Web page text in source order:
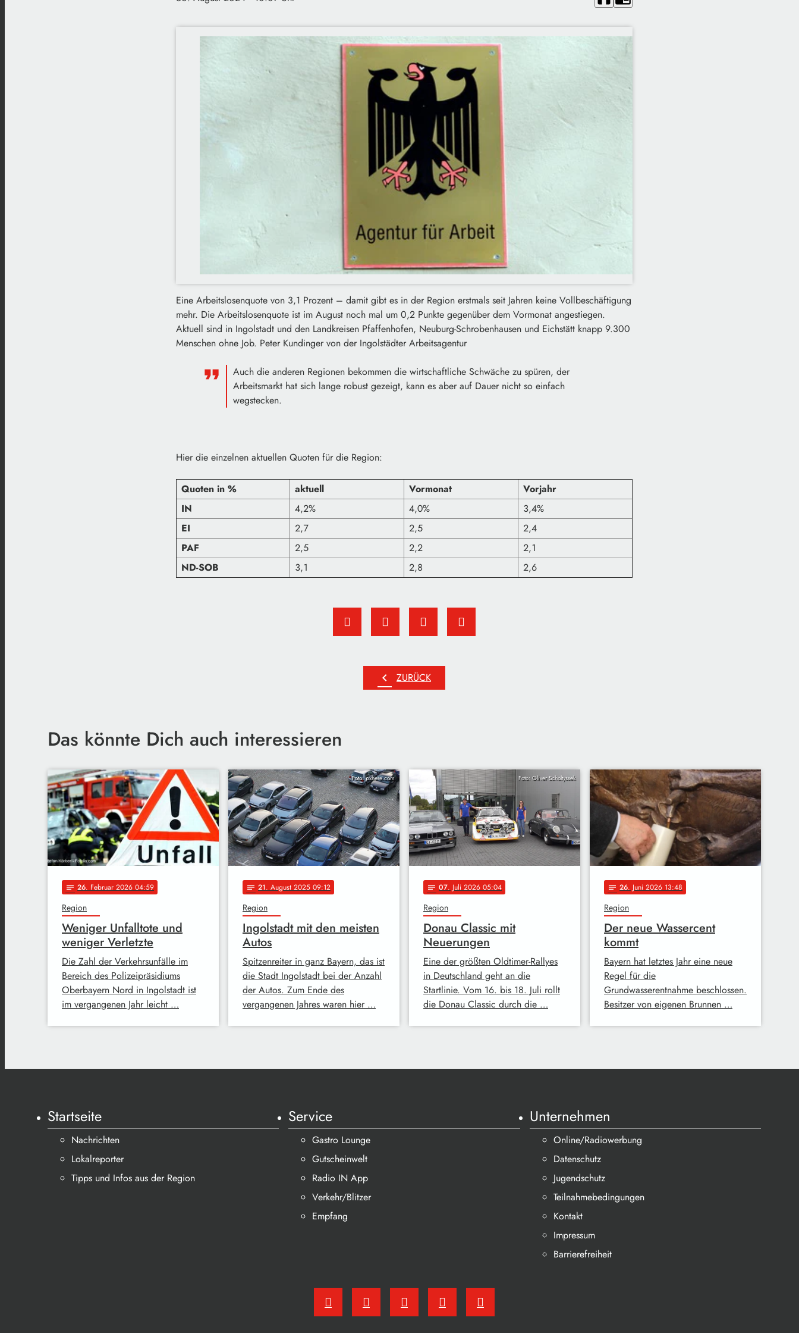
Eine Arbeitslosenquote von 3,1 Prozent – damit gibt es in der Region erstmals seit Jahren keine Vollbeschäftigung
mehr. Die Arbeitslosenquote ist im August noch mal um 0,2 Punkte gegenüber dem Vormonat angestiegen.
Aktuell sind in Ingolstadt und den Landkreisen Pfaffenhofen, Neuburg-Schrobenhausen und Eichstätt knapp 9.300
Menschen ohne Job. Peter Kundinger von der Ingolstädter Arbeitsagentur
Auch die anderen Regionen bekommen die wirtschaftliche Schwäche zu spüren, der
Arbeitsmarkt hat sich lange robust gezeigt, kann es aber auf Dauer nicht so einfach
wegstecken.
Hier die einzelnen aktuellen Quoten für die Region:
Quoten in % aktuell Vormonat
Vorjahr
IN
4,2% 4,0%
3,4%
EI
2,7 2,5
2,4
PAF
2,5 2,2
2,1
ND-SOB
3,1 2,8 2,6
chevron_left ZURÜCK
Das könnte Dich auch interessieren
notes 26. Februar 2026 04:59
Region
Weniger Unfalltote und
weniger Verletzte
Die Zahl der Verkehrsunfälle im
Bereich des Polizeipräsidiums
Oberbayern Nord in Ingolstadt ist
im vergangenen Jahr leicht …
Foto: pxhere.com
notes 21. August 2025 09:12
Region
Ingolstadt mit den meisten
Autos
Spitzenreiter in ganz Bayern, das ist
die Stadt Ingolstadt bei der Anzahl
der Autos. Zum Ende des
vergangenen Jahres waren hier …
Foto: Oliver Scholtyssek
notes 07. Juli 2026 05:04
Region
Donau Classic mit
Neuerungen
Eine der größten Oldtimer-Rallyes
in Deutschland geht an die
Startlinie. Vom 16. bis 18. Juli rollt
die Donau Classic durch die …
notes 26. Juni 2026 13:48
Region
Der neue Wassercent
kommt
Bayern hat letztes Jahr eine neue
Regel für die
Grundwasserentnahme beschlossen.
Besitzer von eigenen Brunnen …
Startseite
Nachrichten
Lokalreporter
Tipps und Infos aus der Region
Service
Gastro Lounge
Gutscheinwelt
Radio IN App
Verkehr/Blitzer
Empfang
Unternehmen
Online/Radiowerbung
Datenschutz
Jugendschutz
Teilnahmebedingungen
Kontakt
Impressum
Barrierefreiheit